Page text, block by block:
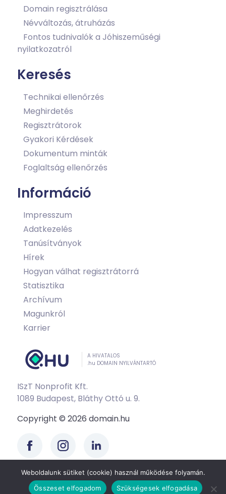
Domain regisztrálása
Névváltozás, átruházás
Fontos tudnivalók a Jóhiszeműségi
nyilatkozatról
Keresés
Technikai ellenőrzés
Meghirdetés
Regisztrátorok
Gyakori Kérdések
Dokumentum minták
Foglaltság ellenőrzés
Információ
Impresszum
Adatkezelés
Tanúsítványok
Hírek
Hogyan válhat regisztrátorrá
Statisztika
Archívum
Magunkról
Karrier
A HIVATALOS
.hu DOMAIN NYILVÁNTARTÓ
ISzT Nonprofit Kft.
1089 Budapest, Bláthy Ottó u. 9.
Copyright © 2026 domain.hu
Weboldalunk sütiket (cookie) használ működése folyamán.
Összeset elfogadom
Szükségesek elfogadása